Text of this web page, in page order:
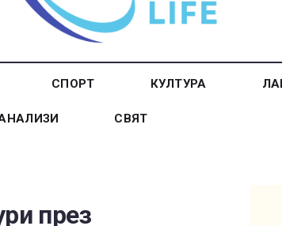
СПОРТ КУЛТУРА
СВЯТ
през